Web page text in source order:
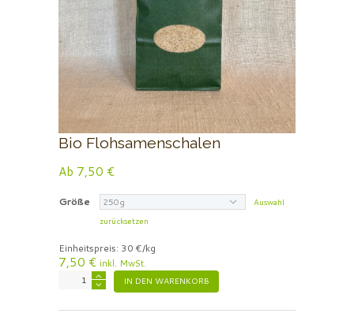
Bio Flohsamenschalen
Ab 7,50 €
Größe
Auswahl
zurücksetzen
Einheitspreis: 30 €/kg
7,50 € inkl. MwSt.
Flohsamenschalen
IN DEN WARENKORB